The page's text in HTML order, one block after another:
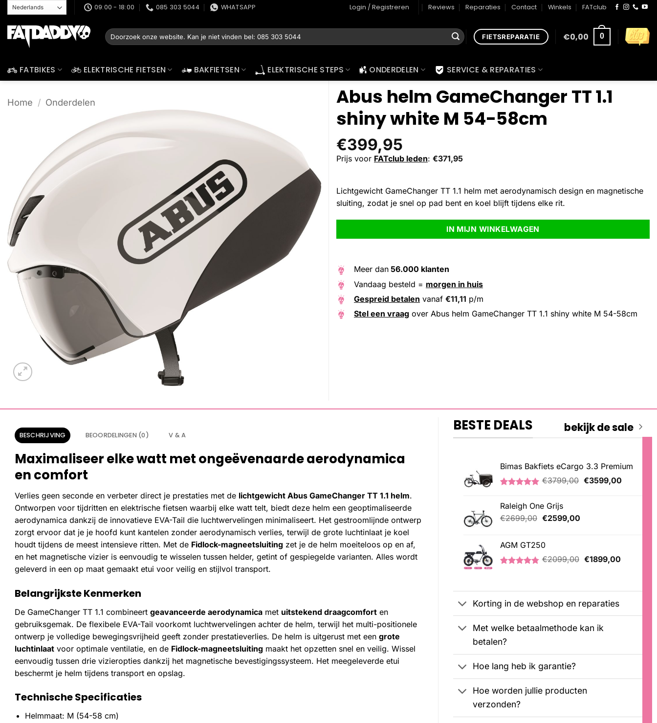
naar
inhoud
09:00 - 18:00 085 303 5044 WHATSAPP Login / Registreren Reviews Reparaties Contact Winkels FATclub
Zoeken
naar:
FIETSREPARATIE €0,00 0
FATBIKES ELEKTRISCHE FIETSEN BAKFIETSEN ELEKTRISCHE STEPS ONDERDELEN SERVICE & REPARATIES
Home / Onderdelen
Abus helm GameChanger TT 1.1
shiny white M 54-58cm
€399,95
Prijs voor FATclub leden: €371,95
Lichtgewicht GameChanger TT 1.1 helm met aerodynamisch design en magnetische
sluiting, zodat je snel op pad bent en koel blijft tijdens elke rit.
IN MIJN WINKELWAGEN
Meer dan 56.000 klanten
Vandaag besteld = morgen in huis
Gespreid betalen vanaf €11,11 p/m
Stel een vraag over Abus helm GameChanger TT 1.1 shiny white M 54-58cm
BESCHRIJVING BEOORDELINGEN (0) V & A
Maximaliseer elke watt met ongeëvenaarde aerodynamica
en comfort
Verlies geen seconde en verbeter direct je prestaties met de lichtgewicht Abus GameChanger TT 1.1 helm.
Ontworpen voor tijdritten en elektrische fietsen waarbij elke watt telt, biedt deze helm een geoptimaliseerde
aerodynamica dankzij de innovatieve EVA-Tail die luchtwervelingen minimaliseert. Het gestroomlijnde ontwerp
zorgt ervoor dat je je hoofd kunt kantelen zonder aerodynamisch verlies, terwijl de grote luchtinlaat je koel
houdt tijdens de meest intensieve ritten. Met de Fidlock-magneetsluiting zet je de helm moeiteloos op en af,
en het magnetische vizier is eenvoudig te wisselen tussen helder, getint of gespiegelde varianten. Alles wordt
geleverd in een op maat gemaakt etui voor veilig en stijlvol transport.
Belangrijkste Kenmerken
De GameChanger TT 1.1 combineert geavanceerde aerodynamica met uitstekend draagcomfort en
gebruiksgemak. De flexibele EVA-Tail voorkomt luchtwervelingen achter de helm, terwijl het multi-positionele
ontwerp je volledige bewegingsvrijheid geeft zonder prestatieverlies. De helm is uitgerust met een grote
luchtinlaat voor optimale ventilatie, en de Fidlock-magneetsluiting maakt het opzetten snel en veilig. Wissel
eenvoudig tussen drie vizieropties dankzij het magnetische bevestigingssysteem. Het meegeleverde etui
beschermt je helm tijdens transport en opslag.
Technische Specificaties
Helmmaat: M (54-58 cm)
BESTE DEALS bekijk de sale
Bimas Bakfiets eCargo 3.3 Premium
gebaseerd
op
klantbeoordelingen
€3799,00 Oorspronkelijke
€3599,00Huidige
Raleigh One Grijs
€2699,00 Oorspronkelijke
€2699,00.
€2599,00Huidige
AGM GT250
klantbeoordelingen
€2099,00 Oorspronkelijke
€1899,00Huidige
Korting in de webshop en reparaties
Met welke betaalmethode kan ik
betalen?
Hoe lang heb ik garantie?
Hoe worden jullie producten
verzonden?